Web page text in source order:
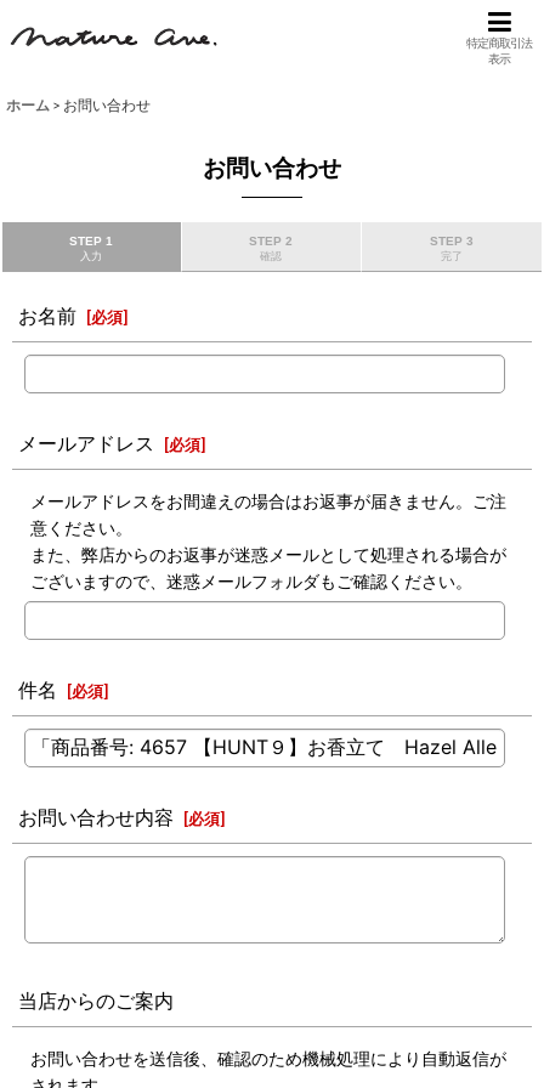
特定商取引法
表示
ホーム > お問い合わせ
お問い合わせ
STEP 1
入力
STEP 2
確認
STEP 3
完了
お名前 [必須]
メールアドレス [必須]
メールアドレスをお間違えの場合はお返事が届きません。ご注
意ください。
また、弊店からのお返事が迷惑メールとして処理される場合が
ございますので、迷惑メールフォルダもご確認ください。
件名 [必須]
お問い合わせ内容 [必須]
当店からのご案内
お問い合わせを送信後、確認のため機械処理により自動返信が